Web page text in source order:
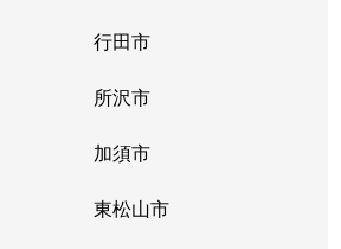
行田市
所沢市
加須市
東松山市